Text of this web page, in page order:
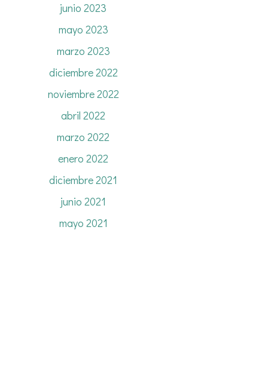
junio 2023
mayo 2023
marzo 2023
diciembre 2022
noviembre 2022
abril 2022
marzo 2022
enero 2022
diciembre 2021
junio 2021
mayo 2021